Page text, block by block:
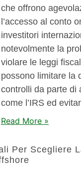
che offrono
l’accesso al conto
investitori
notevolmente la
violare le leggi
possono limitare la
controlli da parte di
come l’IRS ed
Read More »
Per Scegliere